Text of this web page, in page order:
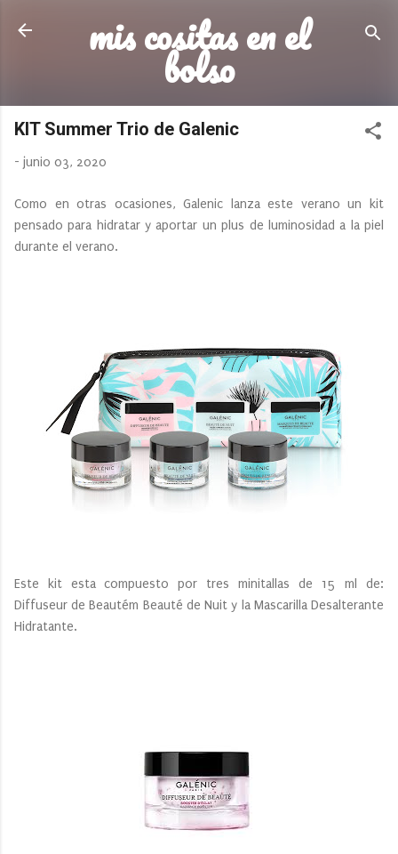
Ir al contenido principal
mis cositas en el
bolso
KIT Summer Trio de Galenic
- junio 03, 2020
Como en otras ocasiones, Galenic lanza este verano un kit
pensado para hidratar y aportar un plus de luminosidad a la piel
durante el verano.
Este kit esta compuesto por tres minitallas de 15 ml de:
Diffuseur de Beautém Beauté de Nuit y la Mascarilla Desalterante
Hidratante.